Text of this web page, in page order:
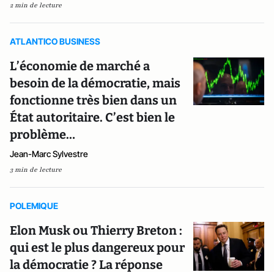
2 min de lecture
ATLANTICO BUSINESS
L’économie de marché a
besoin de la démocratie, mais
fonctionne très bien dans un
État autoritaire. C’est bien le
problème…
Jean-Marc Sylvestre
3 min de lecture
POLEMIQUE
Elon Musk ou Thierry Breton :
qui est le plus dangereux pour
la démocratie ? La réponse